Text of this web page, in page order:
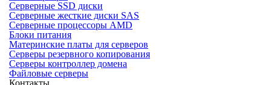
Серверные SSD диски
Cерверные жесткие диски SAS
Серверные процессоры AMD
Блоки питания
Материнские платы для серверов
Серверы резервного копирования
Серверы контроллер домена
Файловые серверы
Контакты